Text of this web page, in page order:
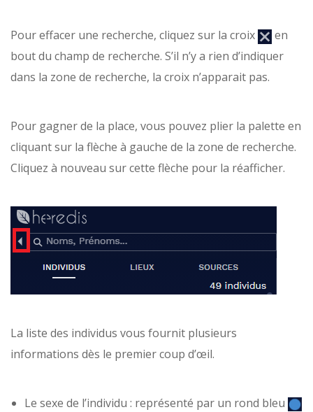
Pour effacer une recherche, cliquez sur la croix
en
bout du champ de recherche. S’il n’y a rien d’indiquer
dans la zone de recherche, la croix n’apparait pas.
Pour gagner de la place, vous pouvez plier la palette en
cliquant sur la flèche à gauche de la zone de recherche.
Cliquez à nouveau sur cette flèche pour la réafficher.
La liste des individus vous fournit plusieurs
informations dès le premier coup d’œil.
Le sexe de l’individu : représenté par un rond bleu